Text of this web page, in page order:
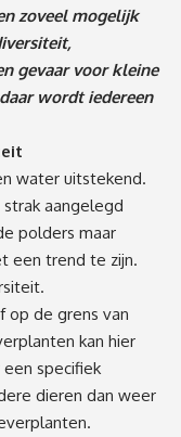
zoveel mogelijk
gevaar voor kleine
wordt iedereen
water uitstekend.
aangelegd
polders maar
een trend te zijn.
op de grens van
kan hier
specifiek
dieren dan weer